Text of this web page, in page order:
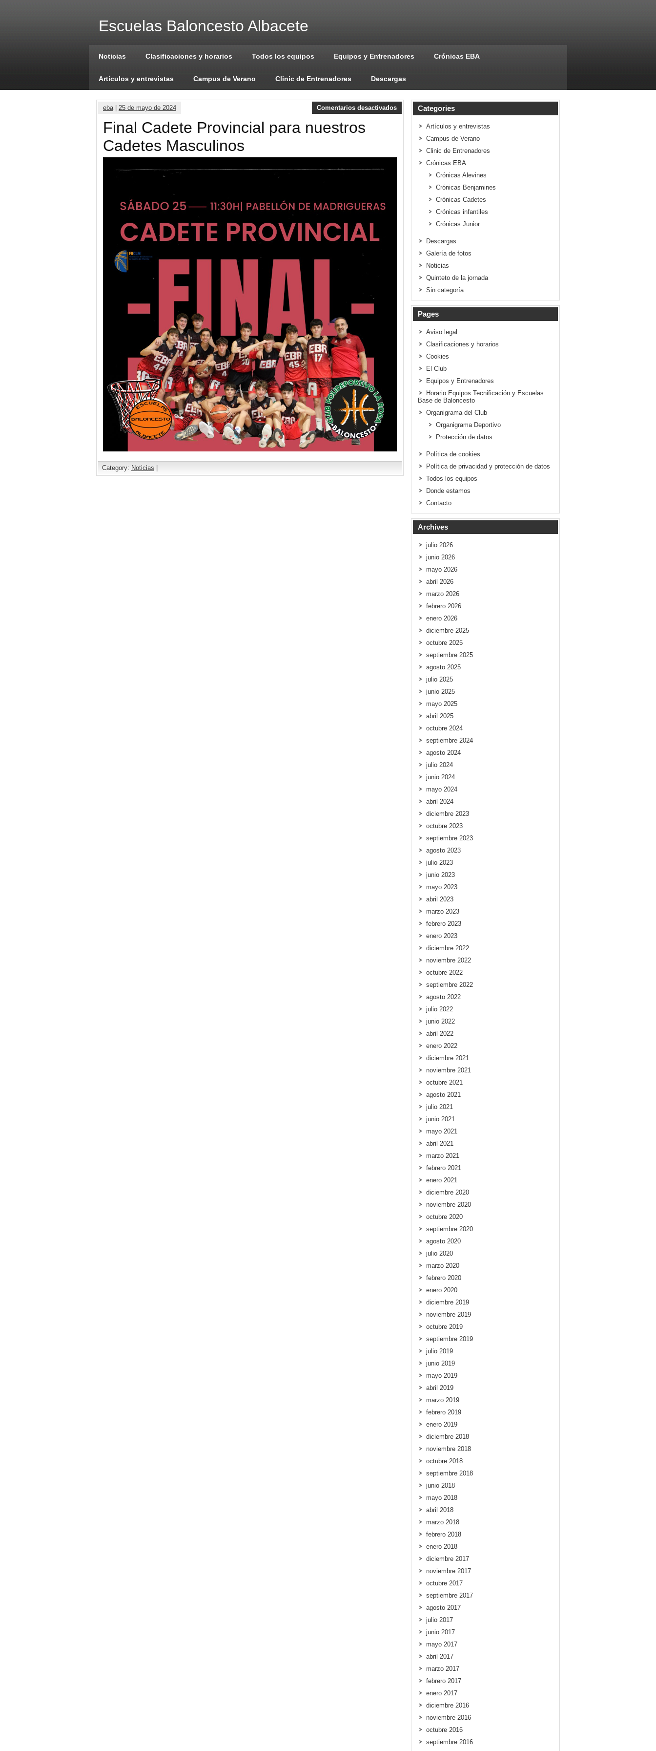
Escuelas Baloncesto Albacete
Noticias Clasificaciones y horarios Todos los equipos Equipos y Entrenadores Crónicas EBA
Artículos y entrevistas Campus de Verano Clinic de Entrenadores Descargas
eba| 25 de mayo de 2024 Comentarios desactivados
Final Cadete Provincial para nuestros
Cadetes Masculinos
Category: Noticias
Categories
Artículos y entrevistas
Campus de Verano
Clinic de Entrenadores
Crónicas EBA
Crónicas Alevines
Crónicas Benjamines
Crónicas Cadetes
Crónicas infantiles
Crónicas Junior
Descargas
Galería de fotos
Noticias
Quinteto de la jornada
Sin categoría
Pages
Aviso legal
Clasificaciones y horarios
Cookies
El Club
Equipos y Entrenadores
Horario Equipos Tecnificación y Escuelas
Base de Baloncesto
Organigrama del Club
Organigrama Deportivo
Protección de datos
Política de cookies
Política de privacidad y protección de datos
Todos los equipos
Donde estamos
Contacto
Archives
julio 2026
junio 2026
mayo 2026
abril 2026
marzo 2026
febrero 2026
enero 2026
diciembre 2025
octubre 2025
septiembre 2025
agosto 2025
julio 2025
junio 2025
mayo 2025
abril 2025
octubre 2024
septiembre 2024
agosto 2024
julio 2024
junio 2024
mayo 2024
abril 2024
diciembre 2023
octubre 2023
septiembre 2023
agosto 2023
julio 2023
junio 2023
mayo 2023
abril 2023
marzo 2023
febrero 2023
enero 2023
diciembre 2022
noviembre 2022
octubre 2022
septiembre 2022
agosto 2022
julio 2022
junio 2022
abril 2022
enero 2022
diciembre 2021
noviembre 2021
octubre 2021
agosto 2021
julio 2021
junio 2021
mayo 2021
abril 2021
marzo 2021
febrero 2021
enero 2021
diciembre 2020
noviembre 2020
octubre 2020
septiembre 2020
agosto 2020
julio 2020
marzo 2020
febrero 2020
enero 2020
diciembre 2019
noviembre 2019
octubre 2019
septiembre 2019
julio 2019
junio 2019
mayo 2019
abril 2019
marzo 2019
febrero 2019
enero 2019
diciembre 2018
noviembre 2018
octubre 2018
septiembre 2018
junio 2018
mayo 2018
abril 2018
marzo 2018
febrero 2018
enero 2018
diciembre 2017
noviembre 2017
octubre 2017
septiembre 2017
agosto 2017
julio 2017
junio 2017
mayo 2017
abril 2017
marzo 2017
febrero 2017
enero 2017
diciembre 2016
noviembre 2016
octubre 2016
septiembre 2016